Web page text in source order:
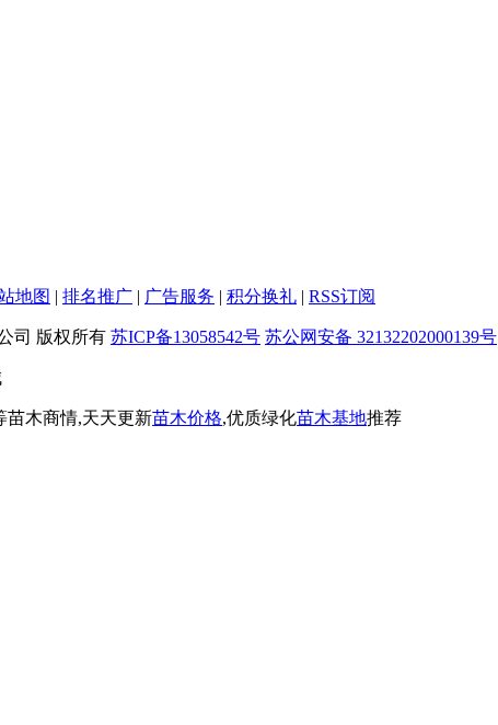
地图 | 排名推广 | 广告服务 | 积分换礼 | RSS订阅
司 版权所有 苏ICP备13058542号 苏公网安备 32132202000139号
苗木商情,天天更新苗木价格,优质绿化苗木基地推荐